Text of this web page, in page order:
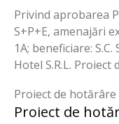
Privind aprobarea
S+P+E, amenajări
1A; beneficiare: S.C.
Hotel S.R.L.
Proiect de hotărâre
Proiect de